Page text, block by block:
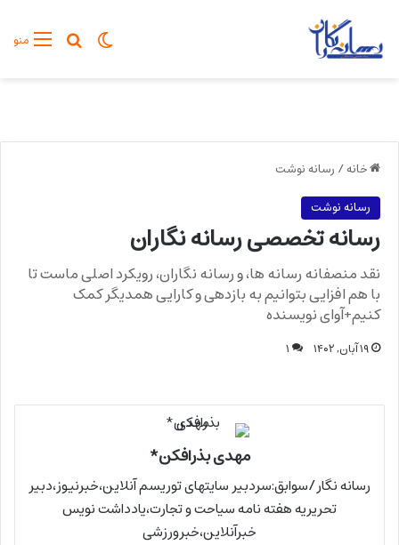
منوجستجو
تغییر پوسته
خانه/ رسانه نوشت
رسانه نوشت
رسانه تخصصی رسانه نگاران
نقد منصفانه رسانه ها، و رسانه نگاران، رویکرد اصلی ماست تا
با هم افزایی بتوانیم به بازدهی و کارایی همدیگر کمک
کنیم+آوای نویسنده
۱۹ آبان, ۱۴۰۲ ۱
مهدی بذرافکن*
رسانه نگار/سوابق:سردبیر سایتهای توریسم آنلاین،خبرنیوز،دبیر
تحریریه هفته نامه سیاحت و تجارت،یادداشت نویس
خبرآنلاین،خبرورزشی